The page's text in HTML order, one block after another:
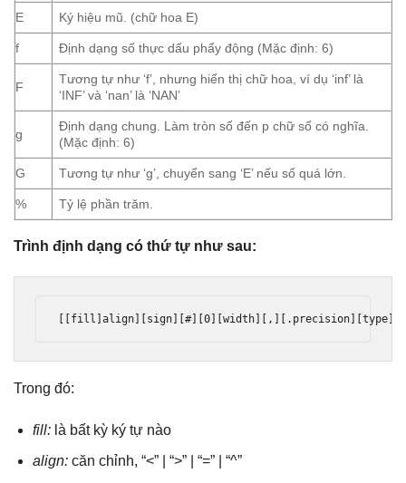
E Ký hiệu mũ. (chữ hoa E)
f Định dạng số thực dấu phẩy động (Mặc định: 6)
F
Tương tự như ‘f’, nhưng hiển thị chữ hoa, ví dụ ‘inf’ là
‘INF’ và ‘nan’ là ‘NAN’
g
Định dạng chung. Làm tròn số đến p chữ số có nghĩa.
(Mặc định: 6)
G Tương tự như ‘g’, chuyển sang ‘E’ nếu số quá lớn.
% Tỷ lệ phần trăm.
Trình định dạng có thứ tự như sau:
[[fill]align][sign][#][0][width][,][.precision][type]
Trong đó:
fill:là bất kỳ ký tự nào
align:căn chỉnh, “<” | “>” | “=” | “^”